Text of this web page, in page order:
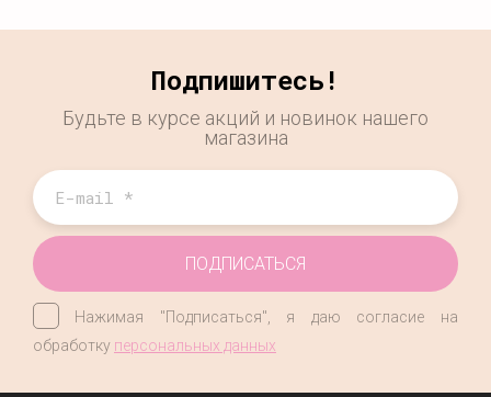
Подпишитесь!
Будьте в курсе акций и новинок нашего
магазина
Нажимая "Подписаться", я даю согласие на
обработку персональных данных
ПОДПИСАТЬСЯ